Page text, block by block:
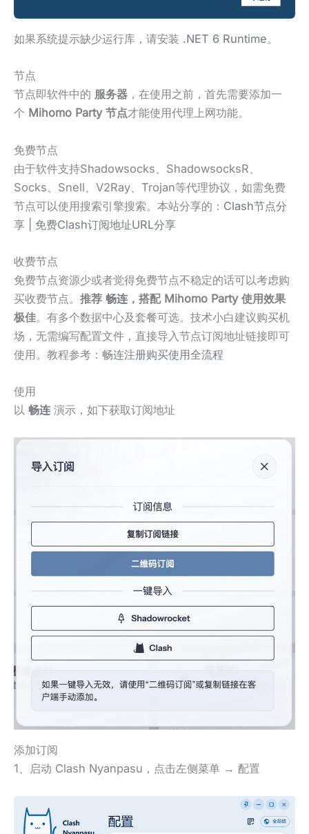
如果系统提示缺少运行库，请安装 .NET 6 Runtime。
节点
节点即软件中的 服务器 ，在使用之前，首先需要添加一
个 Mihomo Party 节点才能使用代理上网功能。
免费节点
由于软件支持Shadowsocks、ShadowsocksR、
Socks、Snell、V2Ray、Trojan等代理协议，如需免费
节点可以使用搜索引擎搜索。本站分享的： Clash节点分
享 | 免费Clash订阅地址URL分享
收费节点
免费节点资源少或者觉得免费节点不稳定的话可以考虑购
买收费节点。 推荐 畅连 ，搭配 Mihomo Party 使用效果
极佳。有多个数据中心及套餐可选。技术小白建议购买机
场，无需编写配置文件，直接导入节点订阅地址链接即可
使用。教程参考： 畅连注册购买使用全流程
使用
以 畅连 演示，如下获取订阅地址
添加订阅
1、启动 Clash Nyanpasu，点击左侧菜单 → 配置